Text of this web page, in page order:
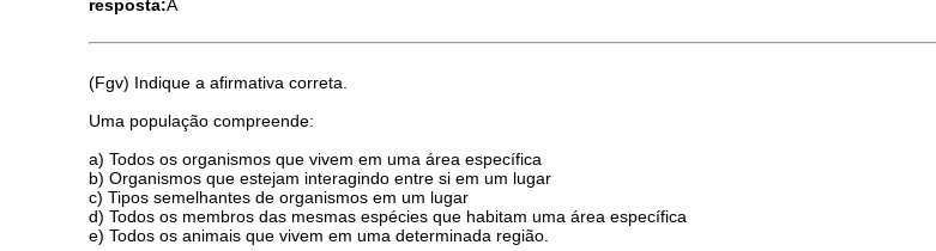
resposta:A
(Fgv) Indique a afirmativa correta.
Uma população compreende:
a) Todos os organismos que vivem em uma área específica
b) Organismos que estejam interagindo entre si em um lugar
c) Tipos semelhantes de organismos em um lugar
d) Todos os membros das mesmas espécies que habitam uma área específica
e) Todos os animais que vivem em uma determinada região.